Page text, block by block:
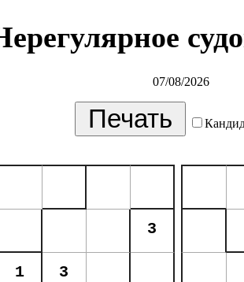
07/08/2026